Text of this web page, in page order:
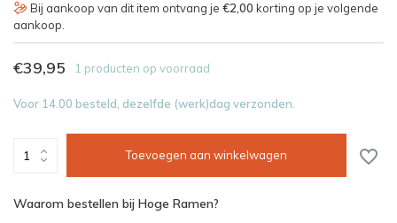
Bij aankoop van dit item ontvang je €2,00 korting op je volgende
aankoop.
€39,95 1 producten op voorraad
Voor 14.00 besteld, dezelfde (werk)dag verzonden.
Toevoegen aan winkelwagen
Waarom bestellen bij Hoge Ramen?